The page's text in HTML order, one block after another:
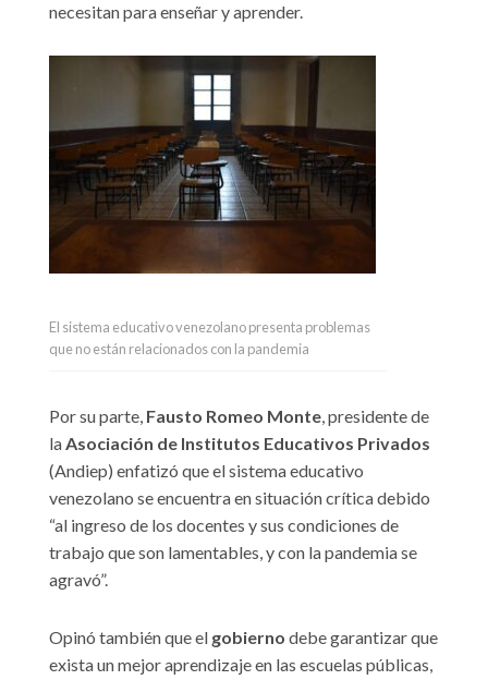
necesitan para enseñar y aprender.
El sistema educativo venezolano presenta problemas
que no están relacionados con la pandemia
Por su parte, Fausto Romeo Monte, presidente de
laAsociación de Institutos Educativos Privados
(Andiep) enfatizó que el sistema educativo
venezolano se encuentra en situación crítica debido
“al ingreso de los docentes y sus condiciones de
trabajo que son lamentables, y con la pandemia se
agravó”.
Opinó también que el gobierno debe garantizar que
exista un mejor aprendizaje en las escuelas públicas,